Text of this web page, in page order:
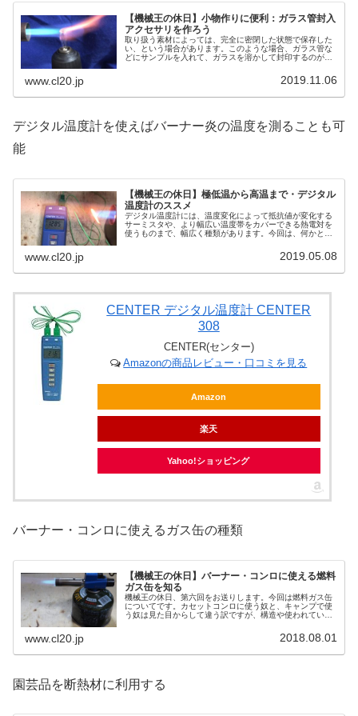
【機械王の休日】小物作りに便利：ガラス管封入
アクセサリを作ろう
取り扱う素材によっては、完全に密閉した状態で保存した
い、という場合があります。このような場合、ガラス管な
どにサンプルを入れて、ガラスを溶かして封印するのが便
www.cl20.jp 2019.11.06
デジタル温度計を使えばバーナー炎の温度を測ることも可
能
【機械王の休日】極低温から高温まで・デジタル
温度計のススメ
デジタル温度計には、温度変化によって抵抗値が変化する
サーミスタや、より幅広い温度帯をカバーできる熱電対を
使うものまで、幅広く種類があります。今回は、何かと便
www.cl20.jp 2019.05.08
CENTER デジタル温度計 CENTER
308
CENTER(センター)
Amazonの商品レビュー・口コミを見る
Amazon
楽天
Yahoo!ショッピング
バーナー・コンロに使えるガス缶の種類
【機械王の休日】バーナー・コンロに使える燃料
ガス缶を知る
機械王の休日、第六回をお送りします。今回は燃料ガス缶
についてです。カセットコンロに使う奴と、キャンプで使
う奴は見た目からして違う訳ですが、構造や使われている
www.cl20.jp 2018.08.01
園芸品を断熱材に利用する